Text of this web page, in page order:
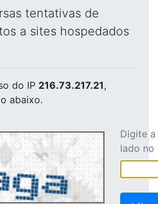
tentativas de
a sites hospedados
do IP 216.73.217.21,
abaixo.
Digite
lado no